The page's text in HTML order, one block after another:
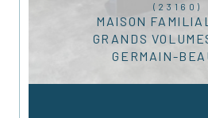
(23160)
MAISON
GRANDS
GERMAIN-